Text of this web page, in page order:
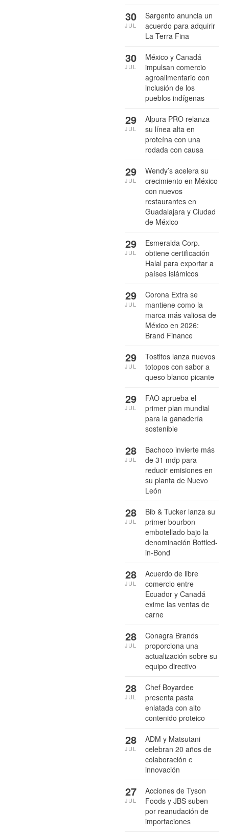
Sargento anuncia un
acuerdo para adquirir
La Terra Fina
30
JUL
México y Canadá
impulsan comercio
agroalimentario con
inclusión de los
pueblos indígenas
30
JUL
Alpura PRO relanza
su línea alta en
proteína con una
rodada con causa
29
JUL
Wendy’s acelera su
crecimiento en México
con nuevos
restaurantes en
Guadalajara y Ciudad
de México
29
JUL
Esmeralda Corp.
obtiene certificación
Halal para exportar a
países islámicos
29
JUL
Corona Extra se
mantiene como la
marca más valiosa de
México en 2026:
Brand Finance
29
JUL
Tostitos lanza nuevos
totopos con sabor a
queso blanco picante
29
JUL
FAO aprueba el
primer plan mundial
para la ganadería
sostenible
29
JUL
Bachoco invierte más
de 31 mdp para
reducir emisiones en
su planta de Nuevo
León
28
JUL
Bib & Tucker lanza su
primer bourbon
embotellado bajo la
denominación Bottled-
in-Bond
28
JUL
Acuerdo de libre
comercio entre
Ecuador y Canadá
exime las ventas de
carne
28
JUL
Conagra Brands
proporciona una
actualización sobre su
equipo directivo
28
JUL
Chef Boyardee
presenta pasta
enlatada con alto
contenido proteico
28
JUL
ADM y Matsutani
celebran 20 años de
colaboración e
innovación
28
JUL
Acciones de Tyson
Foods y JBS suben
por reanudación de
importaciones
27
JUL